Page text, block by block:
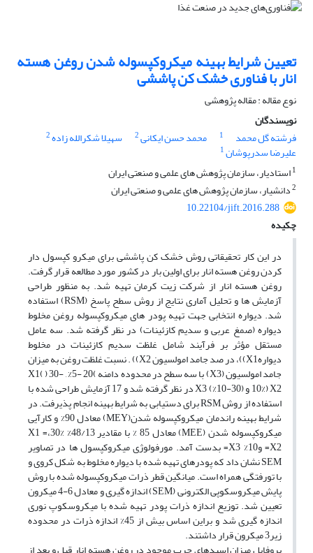
تعیین شرایط بهینه میکروکپسوله شدن روغن هسته
انار با فناوری خشک کن پاششی
نوع مقاله : مقاله پژوهشی
نویسندگان
فرشته گل محمد
1 محمد حسن ایکانی2 سهیلا شکرالله زاده2
علیرضا سدرپوشان1
1استادیار، سازمان پژوهش های علمی و صنعتی ایران
2دانشیار، سازمان پژوهش های علمی و صنعتی ایران
10.22104/jift.2016.288
چکیده
در این کار تحقیقاتی روش خشک کن پاششی برای میکرو کپسول دار
کردن روغن هسته انار برای اولین بار در کشور مورد مطالعه قرار گرفت.
روغن هسته انار از شرکت زیت کرمان تهیه شد. به منظور طراحی
آزمایش ها و تحلیل آماری نتایج از روش سطح پاسخ (RSM) استفاده
شد. دیواره انتخابی جهت تهیه پودر های میکروکپسوله روغن مخلوط
دیواره (صمغ عربی و سدیم کازئینات) در نظر گرفته شد. سه عامل
مستقل مؤثر بر فرآیند شامل غلظت سدیم کازئینات در مخلوط
دیوارهX1))، در صد جامد امولسیون X2)) . نسبت غلظت روغن به میزان
جامد امولسیون (X3) با سه سطح در محدوده دامنه )20 -5% , X1( ) 30-
10%) X2 و (30-10%) X3 در نظر گرفته شد و 17 آزمایش طراحی شده با
استفاده از روش RSM برای دستیابی به شرایط بهینه انجام پذیرفت. در
شرایط بهینه راندمان میکروکپسوله شدن(MEY) معادل 90% و کارآیی
میکروکپسوله شدن (MEE) معادل 85 % با مقادیر 48/13% X1 =،30%
X2= و10% X3= بدست آمد. مورفولوژی میکروکپسول ها در تصاویر
SEM نشان داد که پودرهای تهیه شده با دیواره مخلوط به شکل کروی و
با تورفتگی همراه است. میانگین قطر ذرات میکروکپسوله شده با روش
پایش میکروسکوپی الکترونی (SEM) اندازه گیری و معادل 6-4 میکرون
تعیین شد. توزیع اندازه ذرات پودر تهیه شده با میکروسکوپ نوری
اندازه گیری شد و براین اساس بیش از 45% اندازه ذرات در محدوده
زیر3 میکرون قرار داشتند.